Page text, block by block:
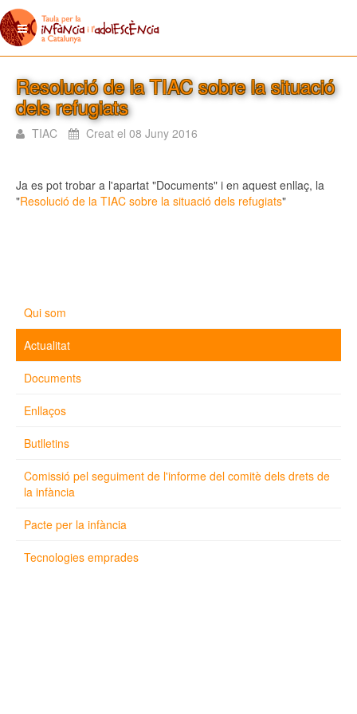
Resolució de la TIAC sobre la situació
dels refugiats
TIAC Creat el 08 Juny 2016
Ja es pot trobar a l'apartat "Documents" i en aquest enllaç, la
"Resolució de la TIAC sobre la situació dels refugiats"
Qui som
Actualitat
Documents
Enllaços
Butlletins
Comissió pel seguiment de l'informe del comitè dels drets de
la infància
Pacte per la infància
Tecnologies emprades